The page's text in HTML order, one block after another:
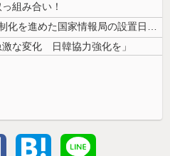
組み合い！
（ ´_ゝ`）中国「高市政権が法制化を進めた国家情報局の設置日が7月3...
な変化 日韓協力強化を」